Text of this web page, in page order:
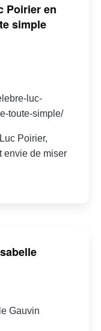
Poirier en
simple
luc-
toute-simple/
Poirier,
envie de miser
Gauvin